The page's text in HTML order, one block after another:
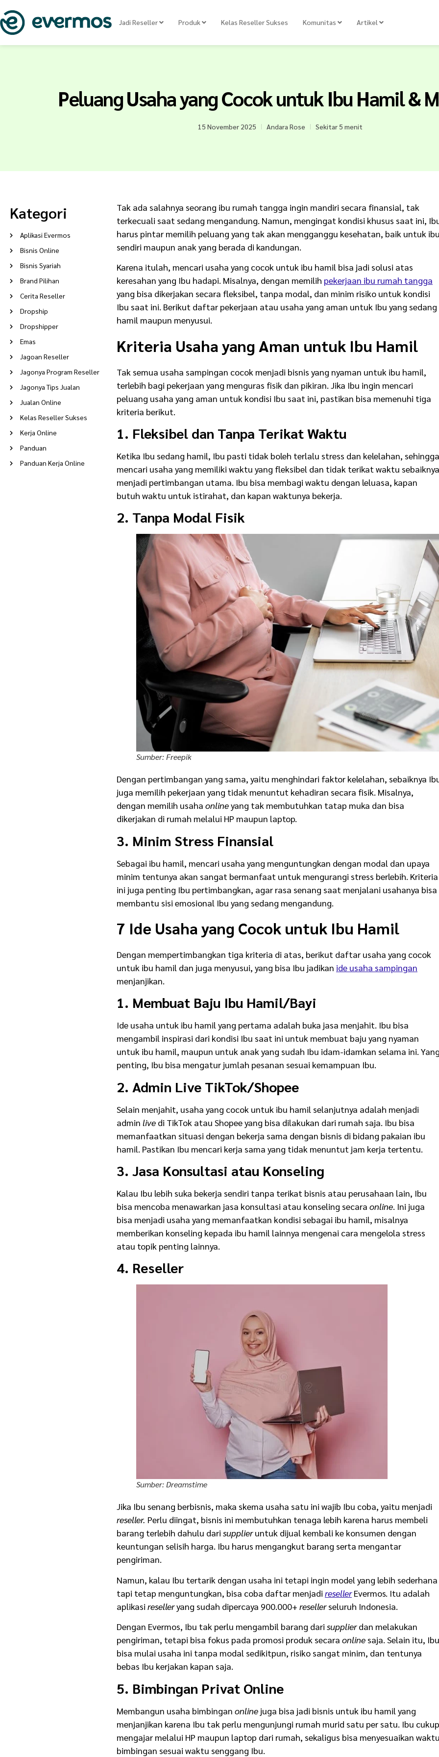
Jadi Reseller Produk Kelas Reseller Sukses Komunitas Artikel
Peluang Usaha yang Cocok untuk Ibu Hamil &
15 November 2025 Andara Rose Sekitar 5 menit
Kategori
Aplikasi Evermos
Bisnis Online
Bisnis Syariah
Brand Pilihan
Cerita Reseller
Dropship
Dropshipper
Emas
Jagoan Reseller
Jagonya Program Reseller
Jagonya Tips Jualan
Jualan Online
Kelas Reseller Sukses
Kerja Online
Panduan
Panduan Kerja Online
Tak ada salahnya seorang ibu rumah tangga ingin mandiri secara finansial, tak
terkecuali saat sedang mengandung. Namun, mengingat kondisi khusus saat ini,
harus pintar memilih peluang yang tak akan mengganggu kesehatan, baik untuk
sendiri maupun anak yang berada di kandungan.
Karena itulah, mencari usaha yang cocok untuk ibu hamil bisa jadi solusi atas
keresahan yang Ibu hadapi. Misalnya, dengan memilih pekerjaan ibu rumah tangga
yang bisa dikerjakan secara fleksibel, tanpa modal, dan minim risiko untuk kondisi
Ibu saat ini. Berikut daftar pekerjaan atau usaha yang aman untuk Ibu yang sedang
hamil maupun menyusui.
Kriteria Usaha yang Aman untuk Ibu Hamil
Tak semua usaha sampingan cocok menjadi bisnis yang nyaman untuk ibu hamil,
terlebih bagi pekerjaan yang menguras fisik dan pikiran. Jika Ibu ingin mencari
peluang usaha yang aman untuk kondisi Ibu saat ini, pastikan bisa memenuhi tiga
kriteria berikut.
1. Fleksibel dan Tanpa Terikat Waktu
Ketika Ibu sedang hamil, Ibu pasti tidak boleh terlalu stress dan kelelahan, sehingga
mencari usaha yang memiliki waktu yang fleksibel dan tidak terikat waktu sebaiknya
menjadi pertimbangan utama. Ibu bisa membagi waktu dengan leluasa, kapan
butuh waktu untuk istirahat, dan kapan waktunya bekerja.
2. Tanpa Modal Fisik
Sumber: Freepik
Dengan pertimbangan yang sama, yaitu menghindari faktor kelelahan, sebaiknya
juga memilih pekerjaan yang tidak menuntut kehadiran secara fisik. Misalnya,
dengan memilih usaha onlineyang tak membutuhkan tatap muka dan bisa
dikerjakan di rumah melalui HP maupun laptop.
3. Minim Stress Finansial
Sebagai ibu hamil, mencari usaha yang menguntungkan dengan modal dan upaya
minim tentunya akan sangat bermanfaat untuk mengurangi stress berlebih. Kriteria
ini juga penting Ibu pertimbangkan, agar rasa senang saat menjalani usahanya bisa
membantu sisi emosional Ibu yang sedang mengandung.
7 Ide Usaha yang Cocok untuk Ibu Hamil
Dengan mempertimbangkan tiga kriteria di atas, berikut daftar usaha yang cocok
untuk ibu hamil dan juga menyusui, yang bisa Ibu jadikan ide usaha sampingan
menjanjikan.
1. Membuat Baju Ibu Hamil/Bayi
Ide usaha untuk ibu hamil yang pertama adalah buka jasa menjahit. Ibu bisa
mengambil inspirasi dari kondisi Ibu saat ini untuk membuat baju yang nyaman
untuk ibu hamil, maupun untuk anak yang sudah Ibu idam-idamkan selama ini.
penting, Ibu bisa mengatur jumlah pesanan sesuai kemampuan Ibu.
2. Admin Live TikTok/Shopee
Selain menjahit, usaha yang cocok untuk ibu hamil selanjutnya adalah menjadi
admin live di TikTok atau Shopee yang bisa dilakukan dari rumah saja. Ibu bisa
memanfaatkan situasi dengan bekerja sama dengan bisnis di bidang pakaian ibu
hamil. Pastikan Ibu mencari kerja sama yang tidak menuntut jam kerja tertentu.
3. Jasa Konsultasi atau Konseling
Kalau Ibu lebih suka bekerja sendiri tanpa terikat bisnis atau perusahaan lain, Ibu
bisa mencoba menawarkan jasa konsultasi atau konseling secara online. Ini juga
bisa menjadi usaha yang memanfaatkan kondisi sebagai ibu hamil, misalnya
memberikan konseling kepada ibu hamil lainnya mengenai cara mengelola stress
atau topik penting lainnya.
4. Reseller
Sumber: Dreamstime
Jika Ibu senang berbisnis, maka skema usaha satu ini wajib Ibu coba, yaitu menjadi
reseller. Perlu diingat, bisnis ini membutuhkan tenaga lebih karena harus membeli
barang terlebih dahulu dari supplieruntuk dijual kembali ke konsumen dengan
keuntungan selisih harga. Ibu harus mengangkut barang serta mengantar
pengiriman.
Namun, kalau Ibu tertarik dengan usaha ini tetapi ingin model yang lebih sederhana
tapi tetap menguntungkan, bisa coba daftar menjadi resellerEvermos. Itu adalah
aplikasi reselleryang sudah dipercaya 900.000+ resellerseluruh Indonesia.
Dengan Evermos, Ibu tak perlu mengambil barang dari supplierdan melakukan
pengiriman, tetapi bisa fokus pada promosi produk secara online saja. Selain itu, Ibu
bisa mulai usaha ini tanpa modal sedikitpun, risiko sangat minim, dan tentunya
bebas Ibu kerjakan kapan saja.
5. Bimbingan Privat Online
Membangun usaha bimbingan online juga bisa jadi bisnis untuk ibu hamil yang
menjanjikan karena Ibu tak perlu mengunjungi rumah murid satu per satu. Ibu cukup
mengajar melalui HP maupun laptop dari rumah, sekaligus bisa menyesuaikan
bimbingan sesuai waktu senggang Ibu.